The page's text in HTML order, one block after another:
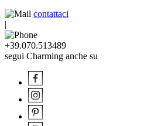
contattaci
|
+39.070.513489
segui Charming anche su